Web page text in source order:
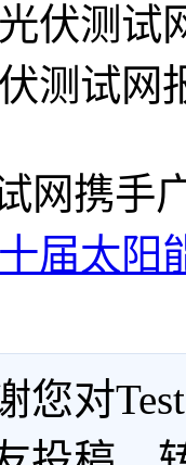
伏测试
测试网
携手广
届太阳
您对